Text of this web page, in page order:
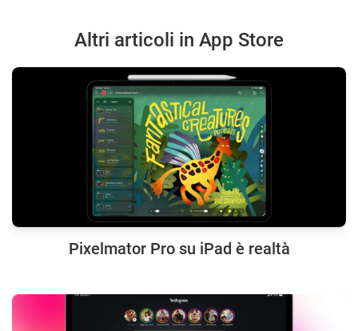
Altri articoli in App Store
Pixelmator Pro su iPad è realtà